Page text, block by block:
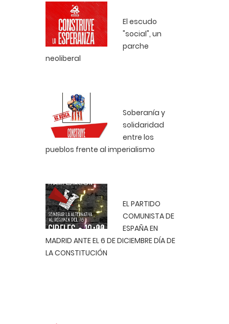
El escudo
"social", un
parche
neoliberal
Soberanía y
solidaridad
entre los
pueblos frente al imperialismo
EL PARTIDO
COMUNISTA DE
ESPAÑA EN
MADRID ANTE EL 6 DE DICIEMBRE DÍA DE
LA CONSTITUCIÓN